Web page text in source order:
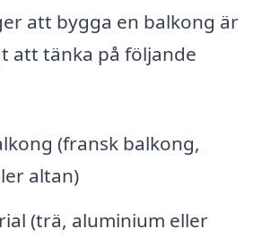
att bygga en balkong är
att tänka på följande
(fransk balkong,
altan)
(trä, aluminium eller